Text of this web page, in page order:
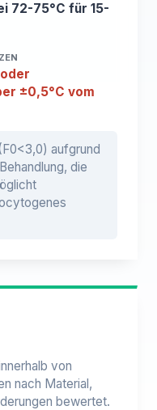
72-75°C für 15-
±0,5°C vom
aufgrund
die
von
nach Material,
bewertet.